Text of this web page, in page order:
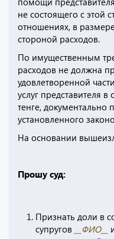
не состоящего с этой
отношениях, в
стороной расходов.
По имущественным
расходов не должна
удовлетворенной
услуг представителя в
тенге,
установленного
На основании
Прошу суд:
Признать доли в
супругов
__ФИО__